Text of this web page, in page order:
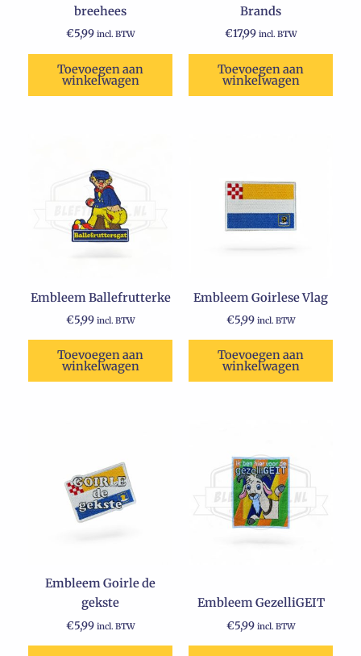
breehees
€5,99 incl. BTW
Toevoegen aan
winkelwagen
Brands
€17,99 incl. BTW
Toevoegen aan
winkelwagen
Embleem Ballefrutterke
€5,99 incl. BTW
Toevoegen aan
winkelwagen
Embleem Goirlese Vlag
€5,99 incl. BTW
Toevoegen aan
winkelwagen
Embleem Goirle de
gekste
€5,99 incl. BTW
Embleem GezelliGEIT
€5,99 incl. BTW